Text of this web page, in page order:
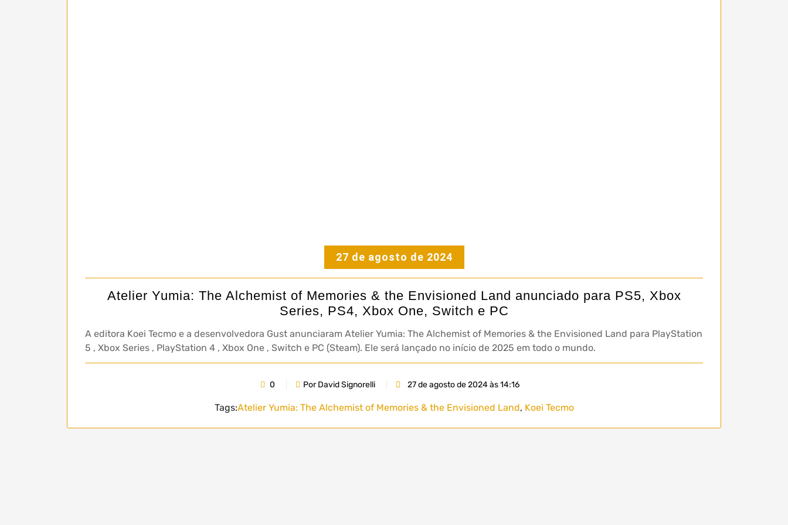
27 de agosto de 2024
Atelier Yumia: The Alchemist of Memories & the Envisioned Land anunciado para PS5, Xbox
Series, PS4, Xbox One, Switch e PC
A editora Koei Tecmo e a desenvolvedora Gust anunciaram Atelier Yumia: The Alchemist of Memories & the Envisioned Land para PlayStation
5 , Xbox Series , PlayStation 4 , Xbox One , Switch e PC (Steam). Ele será lançado no início de 2025 em todo o mundo.
0 Por David Signorelli 27 de agosto de 2024 às 14:16
Tags:Atelier Yumia: The Alchemist of Memories & the Envisioned Land, Koei Tecmo